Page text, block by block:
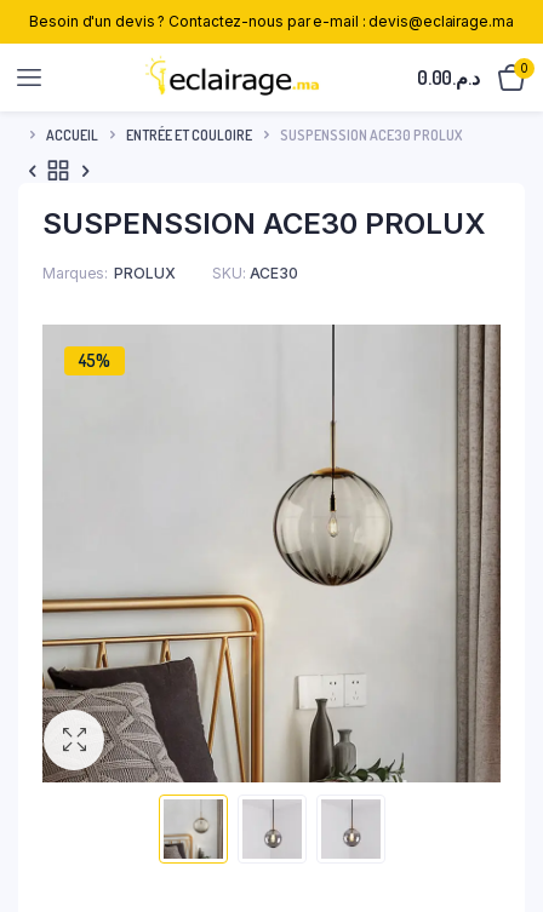
Besoin d'un devis ? Contactez-nous par e-mail : devis@eclairage.ma
د.م.0.00 0
ACCUEIL ENTRÉE ET COULOIRE SUSPENSSION ACE30 PROLUX
SUSPENSSION ACE30 PROLUX
Marques PROLUX SKU: ACE30
45%